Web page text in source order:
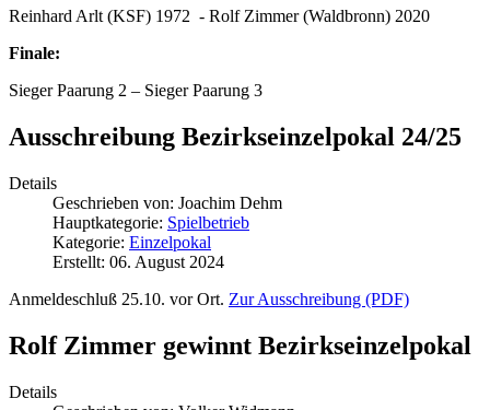
Reinhard Arlt (KSF) 1972 - Rolf Zimmer (Waldbronn) 2020
Finale:
Sieger Paarung 2 – Sieger Paarung 3
Ausschreibung Bezirkseinzelpokal 24/25
Details
Geschrieben von: Joachim Dehm
Hauptkategorie: Spielbetrieb
Kategorie: Einzelpokal
Erstellt: 06. August 2024
Anmeldeschluß 25.10. vor Ort. Zur Ausschreibung (PDF)
Rolf Zimmer gewinnt Bezirkseinzelpokal
Details